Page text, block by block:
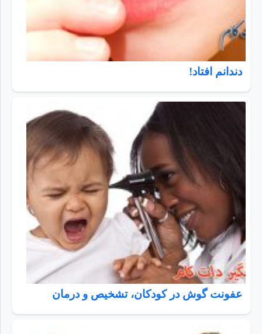
دندانم افتاد!
عفونت گوش در کودکان، تشخیص و درمان